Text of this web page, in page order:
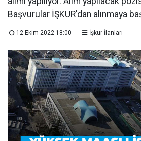
Başvurular İŞKUR'dan alınmaya
12 Ekim 2022 18:00 İşkur İlanları